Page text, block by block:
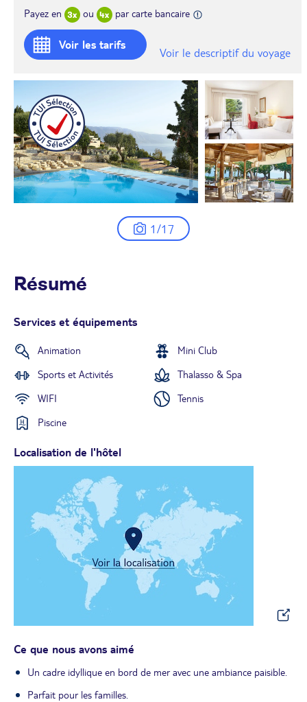
Payez en
ou par carte bancaire
Voir les tarifs
Voir le descriptif du voyage
1/17
Résumé
Services et équipements
Animation
Mini Club
Sports et Activités
Thalasso & Spa
WIFI
Tennis
Piscine
Localisation de l'hôtel
Ce que nous avons aimé
Un cadre idyllique en bord de mer avec une ambiance paisible.
Parfait pour les familles.